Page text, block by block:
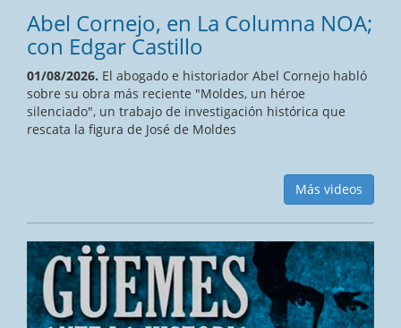
Abel Cornejo, en La Columna NOA;
con Edgar Castillo
01/08/2026. El abogado e historiador Abel Cornejo habló
sobre su obra más reciente "Moldes, un héroe
silenciado", un trabajo de investigación histórica que
rescata la figura de José de Moldes
Más videos